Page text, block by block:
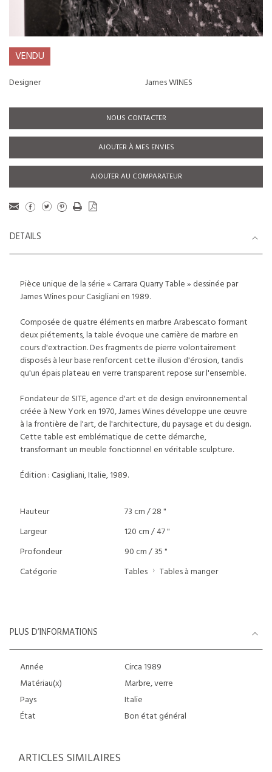
VENDU
Designer James WINES
NOUS CONTACTER
AJOUTER À MES ENVIES
AJOUTER AU COMPARATEUR
DETAILS
Pièce unique de la série « Carrara Quarry Table » dessinée par
James Wines pour Casigliani en 1989.
Composée de quatre éléments en marbre Arabescato formant
deux piétements, la table évoque une carrière de marbre en
cours d'extraction. Des fragments de pierre volontairement
disposés à leur base renforcent cette illusion d'érosion, tandis
qu'un épais plateau en verre transparent repose sur l'ensemble.
Fondateur de SITE, agence d'art et de design environnemental
créée à New York en 1970, James Wines développe une œuvre
à la frontière de l'art, de l'architecture, du paysage et du design.
Cette table est emblématique de cette démarche,
transformant un meuble fonctionnel en véritable sculpture.
Édition : Casigliani, Italie, 1989.
Hauteur
73 cm / 28 "
Largeur
120 cm / 47 "
Profondeur
90 cm / 35 "
Catégorie
Tables Tables à manger
PLUS D’INFORMATIONS
Année
Circa 1989
Matériau(x)
Marbre, verre
Pays
Italie
État
Bon état général
ARTICLES SIMILAIRES